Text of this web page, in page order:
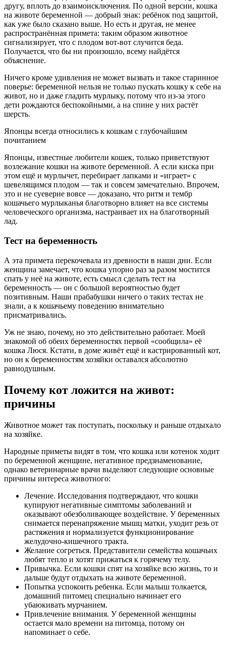
другу, вплоть до взаимоисключения. По одной версии, кошка
на животе беременной — добрый знак: ребёнок под защитой,
как уже было сказано выше. Но есть и другая, не менее
распространённая примета: таким образом животное
сигнализирует, что с плодом вот-вот случится беда.
Получается, что бы ни произошло, всему найдётся
объяснение.
Ничего кроме удивления не может вызвать и такое старинное
поверье: беременной нельзя не только пускать кошку к себе на
живот, но и даже гладить мурлыку, потому что из-за этого
дети рождаются беспокойными, а на спине у них растёт
шерсть.
Японцы всегда относились к кошкам с глубочайшим
почитанием
Японцы, известные любители кошек, только приветствуют
возлежание кошки на животе беременной. А если киска при
этом ещё и мурлычет, перебирает лапками и «играет» с
шевелящимся плодом — так и совсем замечательно. Впрочем,
это и не суеверие вовсе — доказано, что ритм и тембр
кошачьего мурлыканья благотворно влияет на все системы
человеческого организма, настраивает их на благотворный
лад.
Тест на беременность
А эта примета перекочевала из древности в наши дни. Если
женщина замечает, что кошка упорно раз за разом мостится
спать у неё на животе, есть смысл сделать тест на
беременность — он с большой вероятностью будет
позитивным. Наши прабабушки ничего о таких тестах не
знали, а к кошачьему поведению внимательно
присматривались.
Уж не знаю, почему, но это действительно работает. Моей
знакомой об обеих беременностях первой «сообщила» её
кошка Люся. Кстати, в доме живёт ещё и кастрированный кот,
но он к беременностям хозяйки оставался абсолютно
равнодушным.
Почему кот ложится на живот:
причины
Животное может так поступать, поскольку и раньше отдыхало
на хозяйке.
Народные приметы видят в том, что кошка или котенок ходит
по беременной женщине, негативное предзнаменование,
однако ветеринарные врачи выделяют следующие основные
причины интереса животного:
Лечение. Исследования подтверждают, что кошки
купируют негативные симптомы заболеваний и
оказывают обезболивающее воздействие. У беременных
снимается перенапряжение мышц матки, уходит резь от
растяжения и нормализуется функционирование
желудочно-кишечного тракта.
Желание согреться. Представители семейства кошачьих
любят тепло и хотят прижаться к горячему телу.
Привычка. Если кошки спят на хозяйке всю жизнь, то и
дальше будут отдыхать на животе беременной.
Попытка успокоить ребенка. Если малыш толкается,
домашний питомец специально начинает его
убаюкивать мурчанием.
Привлечение внимания. У беременной женщины
остается мало времени на питомца, потому он
напоминает о себе.